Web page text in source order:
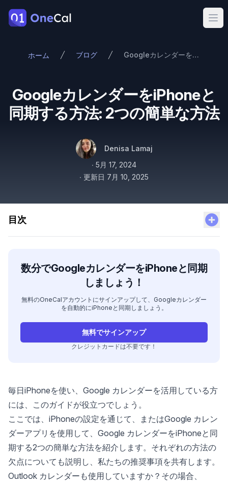
OneCal
ホーム ブログ GoogleカレンダーをiPhoneと同期する方法: 2つの簡単な方法
GoogleカレンダーをiPhoneと
同期する方法: 2つの簡単な方法
著者
名前
Twitter
Denisa Lamaj
公開日
∙ 5月 17, 2024
∙ 更新日 7月 10, 2025
目次
数分でGoogleカレンダーをiPhoneと同期
しましょう！
無料のOneCalアカウントにサインアップして、Googleカレンダー
を自動的にiPhoneと同期しましょう。
無料でサインアップ
クレジットカードは不要です！
毎日iPhoneを使い、Google カレンダーを活用している方
には、このガイドが役立つでしょう。
ここでは、iPhoneの設定を通じて、またはGoogle カレン
ダーアプリを使用して、Google カレンダーをiPhoneと同
期する2つの簡単な方法を紹介します。それぞれの方法の
欠点についても説明し、私たちの推奨事項を共有します。
Outlook カレンダーも使用していますか？その場合、